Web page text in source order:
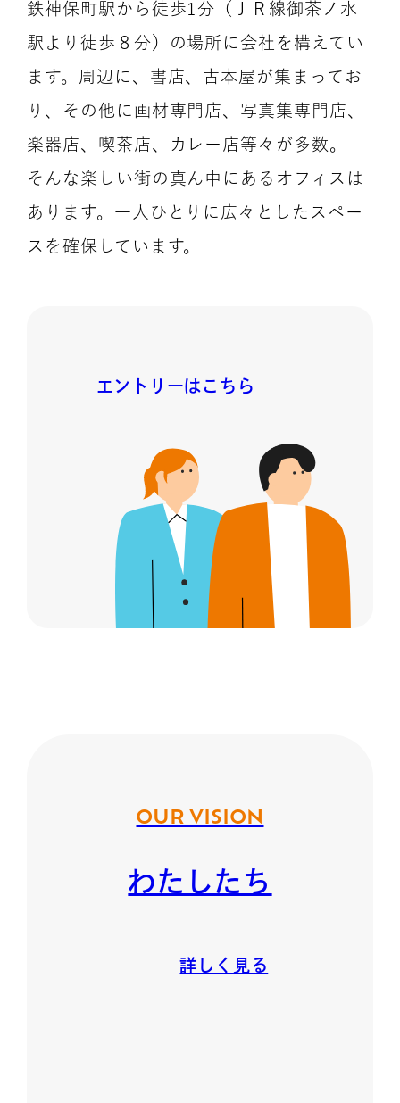
鉄神保町駅から徒歩1分（ＪＲ線御茶ノ水
駅より徒歩８分）の場所に会社を構えてい
ます。周辺に、書店、古本屋が集まってお
り、その他に画材専門店、写真集専門店、
楽器店、喫茶店、カレー店等々が多数。
そんな楽しい街の真ん中にあるオフィスは
あります。一人ひとりに広々としたスペー
スを確保しています。
エントリーはこちら
OUR VISION
わたしたち
詳しく見る